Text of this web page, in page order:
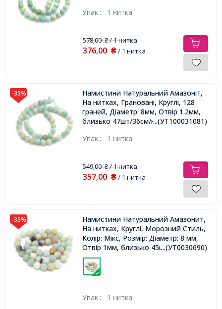
Упак.: 1 нитка
578,00₴/ 1 нитка
376,00 ₴/ 1 нитка
-35%
Намистини Натуральний Амазоніт,
На нитках, Грановані, Круглі, 128
граней, Діаметр: 8мм, Отвір 1.2мм,
близько 47шт/36см/нитка,...(УТ100031081)
Упак.: 1 нитка
549,00₴/ 1 нитка
357,00 ₴/ 1 нитка
-35%
Намистини Натуральний Амазонит,
На нитках, Круглі, Морозний Стиль,
Колір: Мікс, Розмір: Діаметр: 8 мм,
Отвір 1мм, близько 45шт/36см/
нитка,
...(УТ0030690)
Упак.: 1 нитка